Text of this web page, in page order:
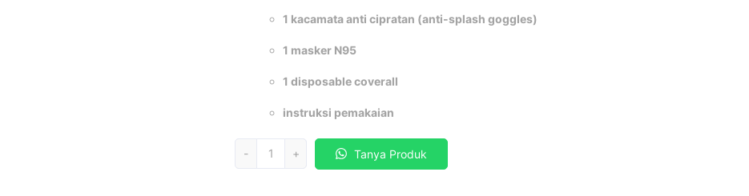
1 kacamata anti cipratan (anti-splash goggles)
1 masker N95
1 disposable coverall
instruksi pemakaian
-
Kuantitas
Spill
+ Tanya Produk